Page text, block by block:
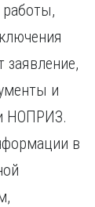
заявление,
и
НОПРИЗ.
в